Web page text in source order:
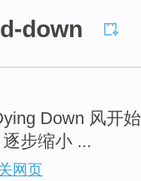
down
Down 风开
步缩小 ...
网页